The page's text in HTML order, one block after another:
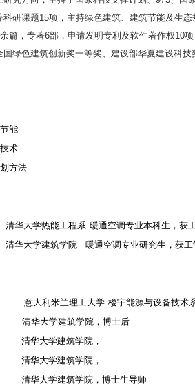
科研课题15项，主持绿色建筑、建筑节能及生
余篇，专著6部，申请发明专利及软件著作权10
绿色建筑创新奖一等奖、建设部华夏建设科
能
术
方法
清华大学热能工程系 暖通空调专业本科生，获
清华大学建筑学院 暖通空调专业研究生，获
意大利米兰理工大学 楼宇能源与设备技术
清华大学建筑学院，博士后
清华大学建筑学院，
清华大学建筑学院，
清华大学建筑学院，博士生导师